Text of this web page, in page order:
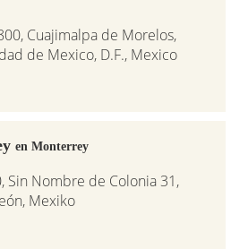
Cuajimalpa de Morelos,
de Mexico, D.F., Mexico
en Monterrey
Sin Nombre de Colonia 31,
Mexiko